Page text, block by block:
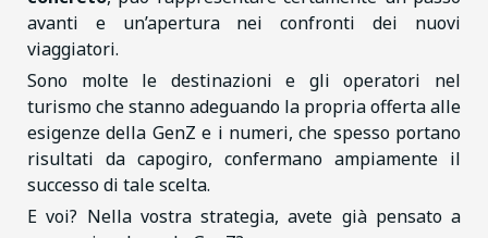
avanti e un’apertura nei confronti dei nuovi
viaggiatori.
Sono molte le destinazioni e gli operatori nel
turismo che stanno adeguando la propria offerta alle
esigenze della GenZ e i numeri, che spesso portano
risultati da capogiro, confermano ampiamente il
successo di tale scelta.
E voi? Nella vostra strategia, avete già pensato a